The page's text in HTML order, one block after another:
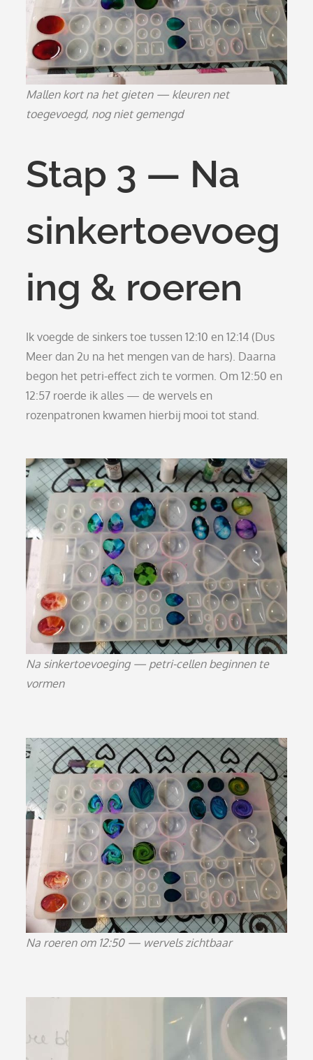
Mallen kort na het gieten — kleuren net
toegevoegd, nog niet gemengd
Stap 3 — Na
sinkertoevoeg
ing & roeren
Ik voegde de sinkers toe tussen 12:10 en 12:14 (Dus
Meer dan 2u na het mengen van de hars). Daarna
begon het petri-effect zich te vormen. Om 12:50 en
12:57 roerde ik alles — de wervels en
rozenpatronen kwamen hierbij mooi tot stand.
Na sinkertoevoeging — petri-cellen beginnen te
vormen
Na roeren om 12:50 — wervels zichtbaar